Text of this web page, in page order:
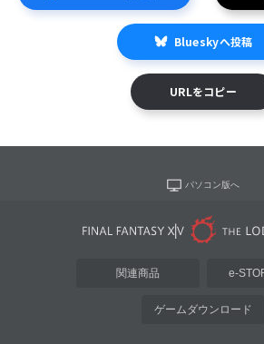
Blueskyへ投稿
URLをコピー
パソコン版へ
関連商品 e-
ゲームダウンロード